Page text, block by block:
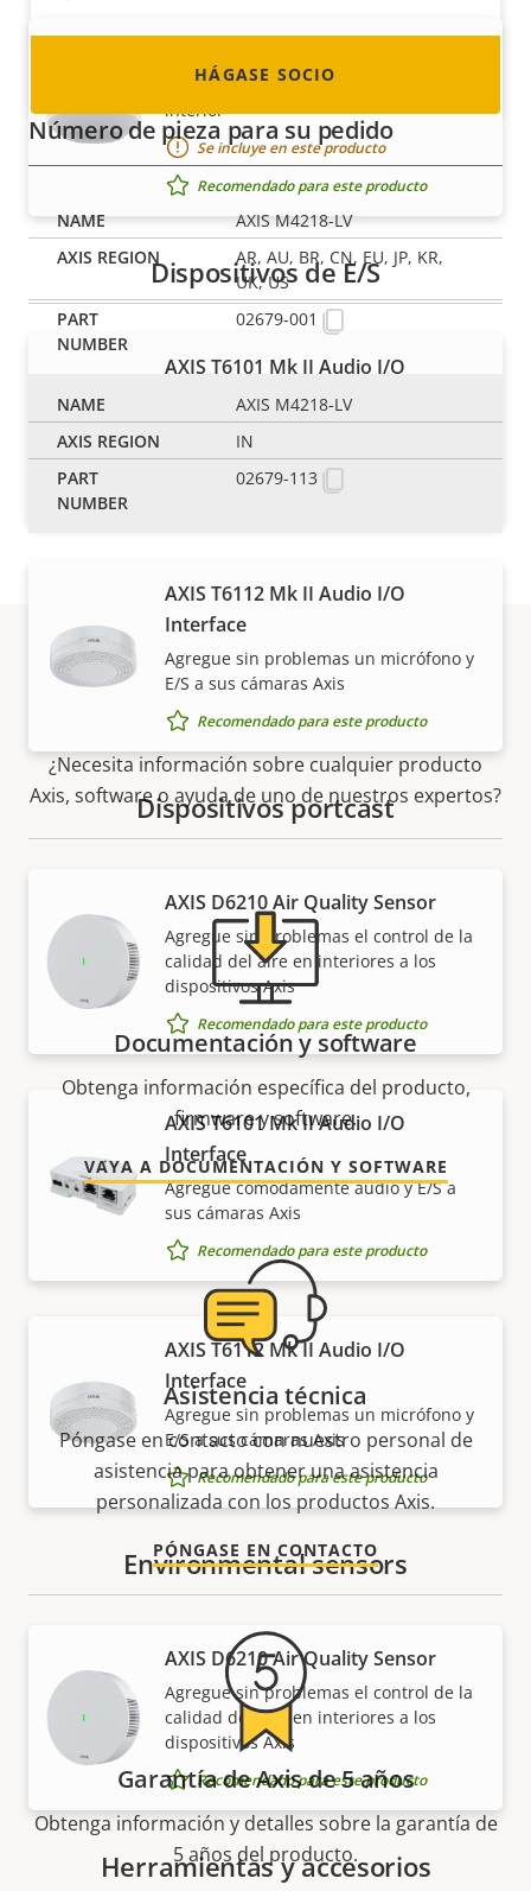
Carcasa para AXIS M42 Cameras de
interior
Se incluye en este producto
Recomendado para este producto
Dispositivos de E/S
AXIS T6101 Mk II Audio I/O
Interface
Agregue cómodamente audio y E/S a
sus cámaras Axis
Recomendado para este producto
AXIS T6112 Mk II Audio I/O
Interface
Agregue sin problemas un micrófono y
E/S a sus cámaras Axis
Recomendado para este producto
Dispositivos portcast
AXIS D6210 Air Quality Sensor
Agregue sin problemas el control de la
calidad del aire en interiores a los
dispositivos Axis
Recomendado para este producto
AXIS T6101 Mk II Audio I/O
Interface
Agregue cómodamente audio y E/S a
sus cámaras Axis
Recomendado para este producto
AXIS T6112 Mk II Audio I/O
Interface
Agregue sin problemas un micrófono y
E/S a sus cámaras Axis
Recomendado para este producto
Environmental sensors
AXIS D6210 Air Quality Sensor
Agregue sin problemas el control de la
calidad del aire en interiores a los
dispositivos Axis
Recomendado para este producto
Herramientas y accesorios
HÁGASE SOCIO
Número de pieza para su pedido
AXIS M4218-LV
AR, AU, BR, CN, EU, JP, KR,
UK, US
02679-001
AXIS M4218-LV
IN
02679-113
Asistencia y recursos
¿Necesita información sobre cualquier producto
Axis, software o ayuda de uno de nuestros expertos?
Documentación y software
Obtenga información específica del producto,
firmware y software.
VAYA A DOCUMENTACIÓN Y SOFTWARE
Asistencia técnica
Póngase en contacto con nuestro personal de
asistencia para obtener una asistencia
personalizada con los productos Axis.
PÓNGASE EN CONTACTO
Garantía de Axis de 5 años
Obtenga información y detalles sobre la garantía de
5 años del producto.